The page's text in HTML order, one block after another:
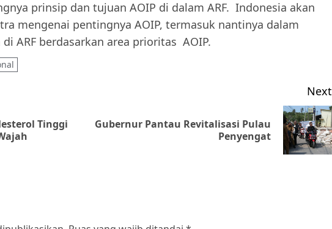
prinsip dan tujuan AOIP di dalam ARF. Indonesia akan
mengenai pentingnya AOIP, termasuk nantinya dalam
ARF berdasarkan area prioritas AOIP.
Previous
Tinggi
Next
Next
Gubernur Pantau Revitalisasi Pulau
Penyengat